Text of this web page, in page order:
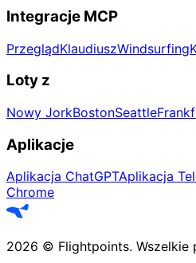
Integracje MCP
PrzeglądKlaudiuszWindsurfing
Loty z
Nowy JorkBostonSeattle
Aplikacje
Aplikacja ChatGPTAplikacja
Chrome
2026 © Flightpoints. Wszelkie